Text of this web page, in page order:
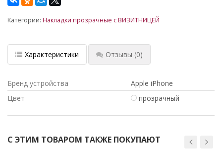
Категории: Накладки прозрачные с ВИЗИТНИЦЕЙ
Характеристики Отзывы (0)
Бренд устройства
Apple iPhone
Цвет
прозрачный
С ЭТИМ ТОВАРОМ ТАКЖЕ ПОКУПАЮТ